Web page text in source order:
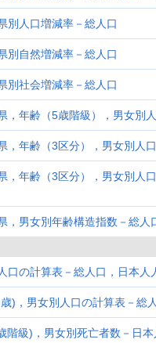
別人口増減率－総人口
別自然増減率－総人口
別社会増減率－総人口
，年齢（5歳階級），男女別
，年齢（3区分），男女別人
，年齢（3区分），男女別人
，男女別年齢構造指数－総人
口の計算表－総人口，日本人
)，男女別人口の計算表－総
階級)，男女別死亡者数－日